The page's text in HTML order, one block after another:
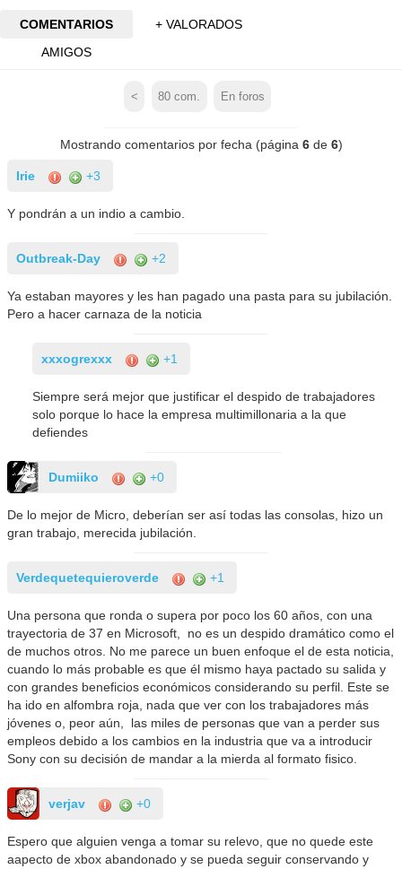
COMENTARIOS
+ VALORADOS
AMIGOS
< 80 com. En foros
Mostrando comentarios por fecha (página 6de 6)
Irie +3
Y pondrán a un indio a cambio.
Outbreak-Day +2
Ya estaban mayores y les han pagado una pasta para su jubilación.
Pero a hacer carnaza de la noticia
xxxogrexxx +1
Siempre será mejor que justificar el despido de trabajadores
solo porque lo hace la empresa multimillonaria a la que
defiendes
Dumiiko +0
De lo mejor de Micro, deberían ser así todas las consolas, hizo un
gran trabajo, merecida jubilación.
Verdequetequieroverde +1
Una persona que ronda o supera por poco los 60 años, con una
trayectoria de 37 en Microsoft, no es un despido dramático como el
de muchos otros. No me parece un buen enfoque el de esta noticia,
cuando lo más probable es que él mismo haya pactado su salida y
con grandes beneficios económicos considerando su perfil. Este se
ha ido en alfombra roja, nada que ver con los trabajadores más
jóvenes o, peor aún, las miles de personas que van a perder sus
empleos debido a los cambios en la industria que va a introducir
Sony con su decisión de mandar a la mierda al formato fisico.
verjav +0
Espero que alguien venga a tomar su relevo, que no quede este
aapecto de xbox abandonado y se pueda seguir conservando y